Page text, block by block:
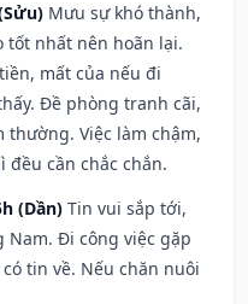
Mưu sự khó thành,
tốt nhất nên hoãn lại.
mất của nếu đi
Đề phòng tranh cãi,
Việc làm chậm,
cần chắc chắn.
(Dần) Tin vui sắp tới,
Đi công việc gặp
tin về. Nếu chăn nuôi